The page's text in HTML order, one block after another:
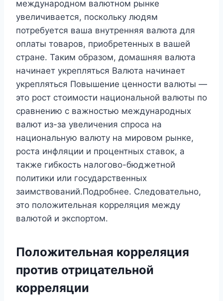
международном валютном рынке
увеличивается, поскольку людям
потребуется ваша внутренняя валюта для
оплаты товаров, приобретенных в вашей
стране. Таким образом, домашняя валюта
начинает укрепляться Валюта начинает
укрепляться Повышение ценности валюты —
это рост стоимости национальной валюты по
сравнению с важностью международных
валют из-за увеличения спроса на
национальную валюту на мировом рынке,
роста инфляции и процентных ставок, а
также гибкость налогово-бюджетной
политики или государственных
заимствований.Подробнее. Следовательно,
это положительная корреляция между
валютой и экспортом.
Положительная корреляция
против отрицательной
корреляции